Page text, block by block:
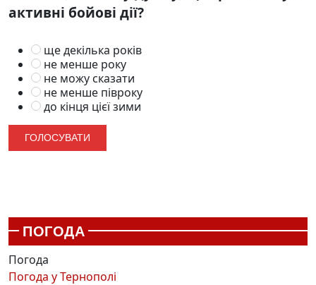
активні бойові дії?
ще декілька років
не менше року
не можу сказати
не менше півроку
до кінця цієї зими
ПОГОДА
Погода
Погода уТернополі